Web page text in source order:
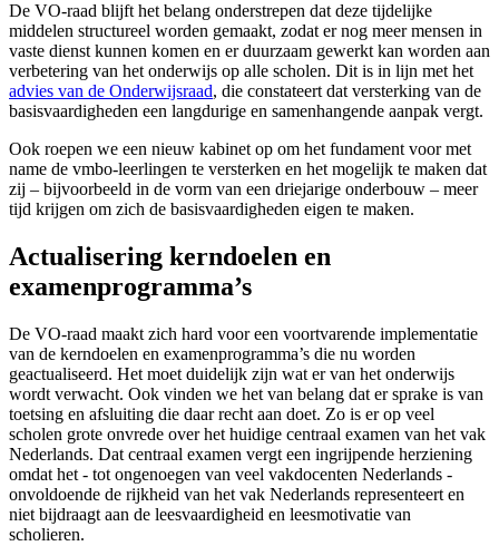
De VO-raad blijft het belang onderstrepen dat deze tijdelijke
middelen structureel worden gemaakt, zodat er nog meer mensen in
vaste dienst kunnen komen en er duurzaam gewerkt kan worden aan
verbetering van het onderwijs op alle scholen. Dit is in lijn met het
advies van de Onderwijsraad, die constateert dat versterking van de
basisvaardigheden een langdurige en samenhangende aanpak vergt.
Ook roepen we een nieuw kabinet op om het fundament voor met
name de vmbo-leerlingen te versterken en het mogelijk te maken dat
zij – bijvoorbeeld in de vorm van een driejarige onderbouw – meer
tijd krijgen om zich de basisvaardigheden eigen te maken.
Actualisering kerndoelen en
examenprogramma’s
De VO-raad maakt zich hard voor een voortvarende implementatie
van de kerndoelen en examenprogramma’s die nu worden
geactualiseerd. Het moet duidelijk zijn wat er van het onderwijs
wordt verwacht. Ook vinden we het van belang dat er sprake is van
toetsing en afsluiting die daar recht aan doet. Zo is er op veel
scholen grote onvrede over het huidige centraal examen van het vak
Nederlands. Dat centraal examen vergt een ingrijpende herziening
omdat het - tot ongenoegen van veel vakdocenten Nederlands -
onvoldoende de rijkheid van het vak Nederlands representeert en
niet bijdraagt aan de leesvaardigheid en leesmotivatie van
scholieren.